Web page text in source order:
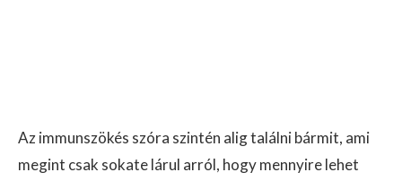
Az immunszökés szóra szintén alig találni bármit, ami
megint csak sokate lárul arról, hogy mennyire lehet